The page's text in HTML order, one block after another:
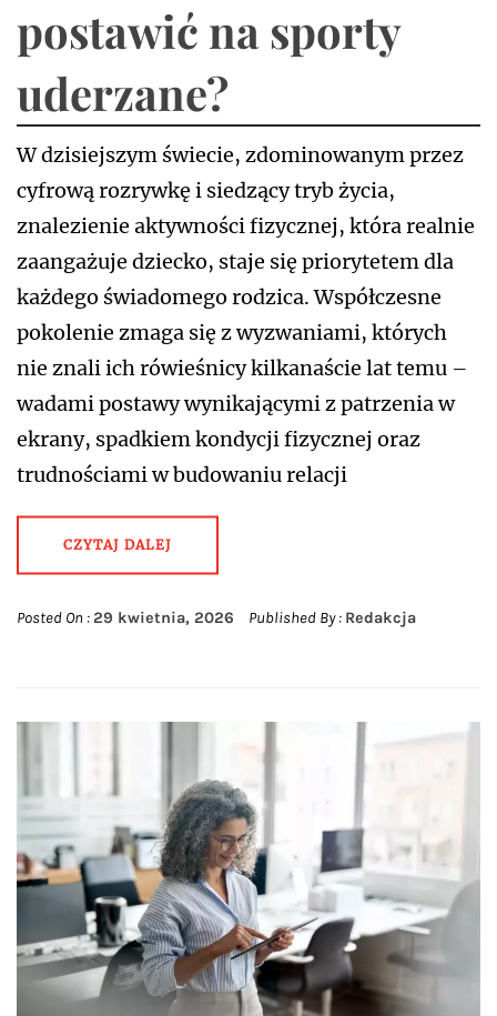
postawić na sporty
uderzane?
W dzisiejszym świecie, zdominowanym przez
cyfrową rozrywkę i siedzący tryb życia,
znalezienie aktywności fizycznej, która realnie
zaangażuje dziecko, staje się priorytetem dla
każdego świadomego rodzica. Współczesne
pokolenie zmaga się z wyzwaniami, których
nie znali ich rówieśnicy kilkanaście lat temu –
wadami postawy wynikającymi z patrzenia w
ekrany, spadkiem kondycji fizycznej oraz
trudnościami w budowaniu relacji
CZYTAJ DALEJ
Posted On :29 kwietnia, 2026 Published By : Redakcja